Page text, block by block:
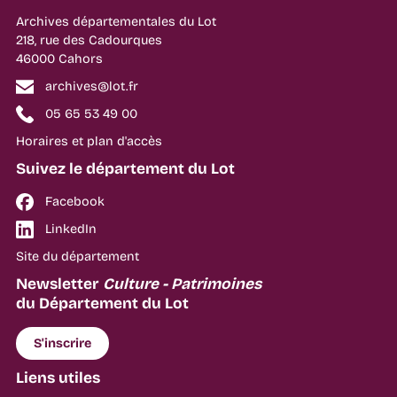
Archives départementales du Lot
218, rue des Cadourques
46000 Cahors
archives@lot.fr
05 65 53 49 00
Horaires et plan d'accès
Suivez le département du Lot
Facebook
LinkedIn
Site du département
Newsletter Culture - Patrimoines
du Département du Lot
S'inscrire
Liens utiles